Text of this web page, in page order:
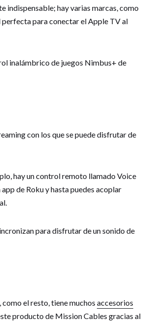
indispensable; hay varias marcas, como
para conectar el Apple TV al
inalámbrico de juegos Nimbus+ de
con los que se puede disfrutar de
hay un control remoto llamado Voice
de Roku y hasta puedes acoplar
para disfrutar de un sonido de
el resto, tiene muchos accesorios
producto de Mission Cables gracias al